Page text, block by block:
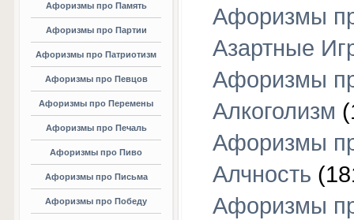
Афоризмы про Память
Афоризмы про Партии
Афоризмы про Патриотизм
Афоризмы про Певцов
Афоризмы про Перемены
Афоризмы про Печаль
Афоризмы про Пиво
Афоризмы про Письма
Афоризмы про Победу
Афоризмы
Азартные
Афоризмы
Алкоголизм
Афоризмы
Алчность
Афоризмы